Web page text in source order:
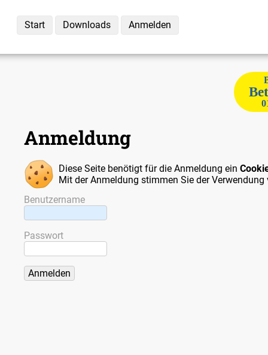
Start Downloads Anmelden
Anmeldung
Diese Seite benötigt für die Anmeldung ein
Mit der Anmeldung stimmen Sie der Verwendung
Benutzername
Passwort